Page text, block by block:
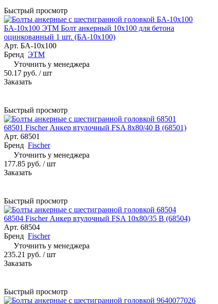
Быстрый просмотр
БА-10х100 ЭТМ Болт анкерный 10х100 для бетона
оцинкованный 1 шт. (БА-10х100)
Арт. БА-10х100
Бренд ЭТМ
Уточнить у менеджера
50.17 руб. / шт
Заказать
Быстрый просмотр
68501 Fischer Анкер втулочный FSA 8х80/40 B (68501)
Арт. 68501
Бренд Fischer
Уточнить у менеджера
177.85 руб. / шт
Заказать
Быстрый просмотр
68504 Fischer Анкер втулочный FSA 10х80/35 B (68504)
Арт. 68504
Бренд Fischer
Уточнить у менеджера
235.21 руб. / шт
Заказать
Быстрый просмотр